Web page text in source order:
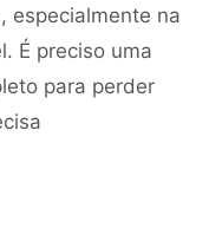
especialmente na
É preciso uma
para perder